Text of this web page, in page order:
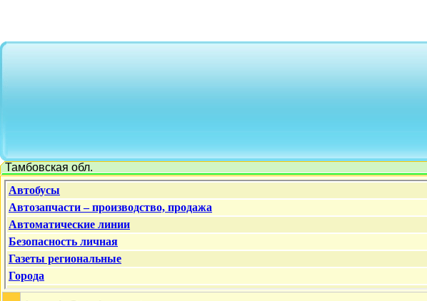
Тамбовская обл.